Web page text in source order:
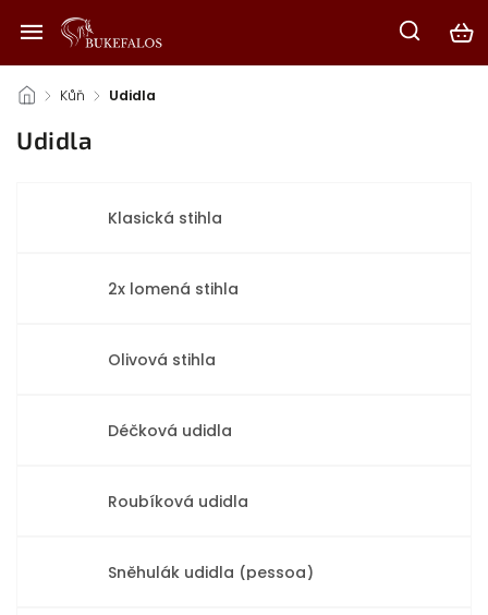
/ Kůň / Udidla
Udidla
Klasická stihla
2x lomená stihla
Olivová stihla
Déčková udidla
Roubíková udidla
Sněhulák udidla (pessoa)